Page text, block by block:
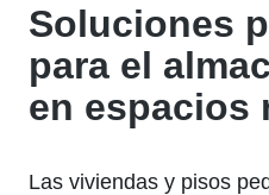
Soluciones⁢
para el
en espacios
Las viviendas y pisos